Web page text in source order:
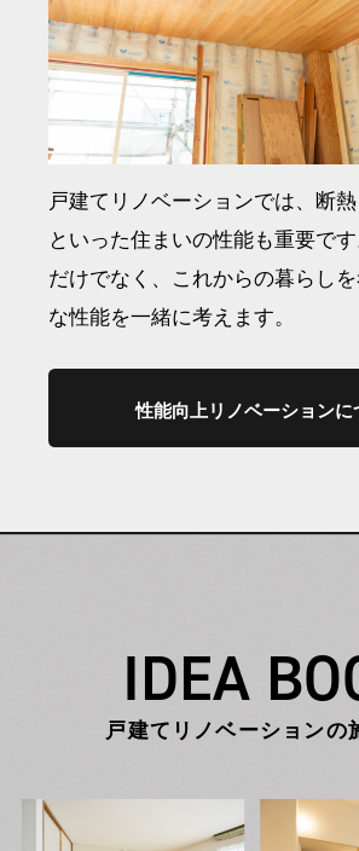
戸建てリノベーションでは、断
といった住まいの性能も重要で
だけでなく、これからの暮らし
な性能を一緒に考えます。
性能向上リノベーションに
IDEA
戸建てリノベーションの